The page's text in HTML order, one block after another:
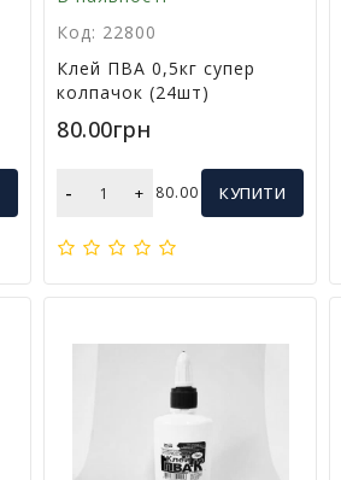
Код: 22800
Клей ПВА 0,5кг супер
колпачок (24шт)
80.00грн
- + 80.00 КУПИТИ